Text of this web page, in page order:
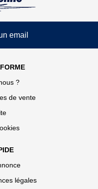
email
?
de vente
légales